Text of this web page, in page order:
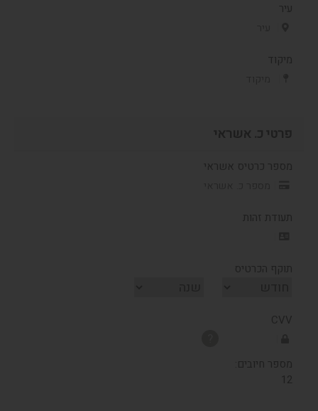
עיר
מיקוד
מספר כרטיס אשראי
תעודת זהות
תוקף הכרטיס
CVV
מספר חיובים:
12